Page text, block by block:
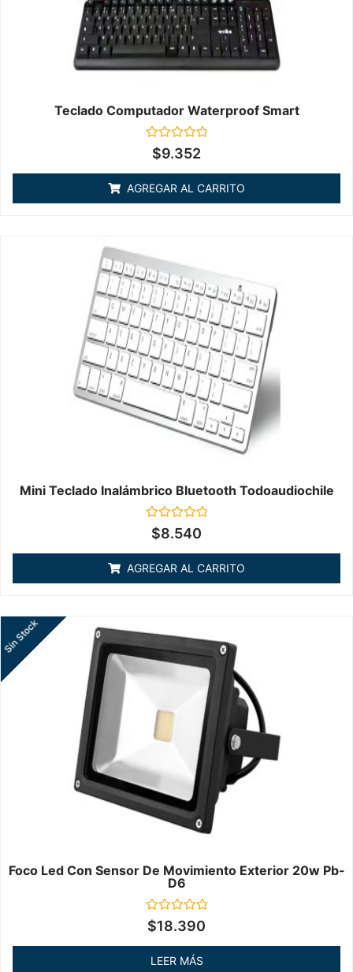
Teclado Computador Waterproof Smart
Valorado
en
5
$9.352
AGREGAR AL CARRITO
Mini Teclado Inalámbrico Bluetooth Todoaudiochile
Valorado
en
5
$8.540
AGREGAR AL CARRITO
Foco Led Con Sensor De Movimiento Exterior 20w Pb-
D6
Valorado
en
Sin Stock
$18.390
LEER MÁS